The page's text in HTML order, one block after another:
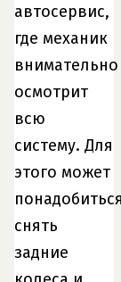
автосервис,
где механик
внимательно
осмотрит
всю
систему. Для
этого может
снять
задние